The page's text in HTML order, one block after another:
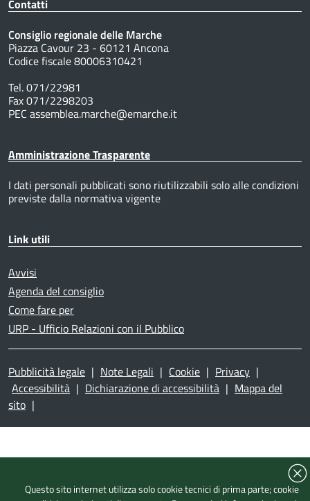
Contatti
Consiglio regionale delle Marche
Piazza Cavour 23 - 60121 Ancona
Codice fiscale 80006310421
Tel. 071/22981
Fax 071/2298203
PEC assemblea.marche@emarche.it
Amministrazione Trasparente
I dati personali pubblicati sono riutilizzabili solo alle condizioni
previste dalla normativa vigente
Link utili
Avvisi
Agenda del consiglio
Come fare per
URP - Ufficio Relazioni con il Pubblico
Pubblicità legale | Note Legali | Cookie | Privacy |
Accessibilità | Dichiarazione di accessibilità | Mappa del
sito |
Questo sito internet utilizza solo cookie tecnici di prima parte; cookie